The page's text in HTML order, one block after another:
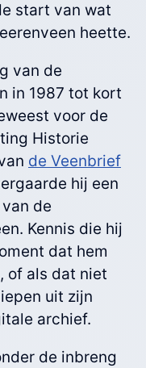
start van wat
heette.
van de
in 1987 tot kort
voor de
Historie
de Veenbrief
hij een
de
Kennis die hij
dat hem
of als dat niet
uit zijn
archief.
de inbreng